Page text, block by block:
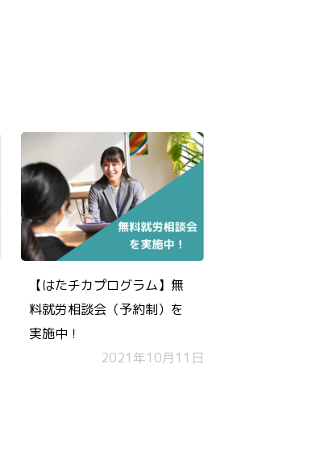
【はたチカプログラム】無
料就労相談会（予約制）を
実施中！
2021年10月11日